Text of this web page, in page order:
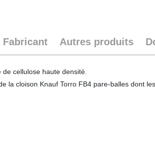
Fabricant Autres produits
cellulose haute densité.
la cloison Knauf Torro FB4 pare-balles dont